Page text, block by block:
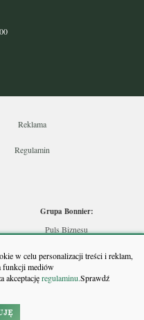
w celu personalizacji treści i reklam,
funkcji mediów
akceptacjęregulaminu.Sprawdź
Reklama
Regulamin
Grupa Bonnier:
Puls Biznesu
Puls Medycyny
Monitor Firm